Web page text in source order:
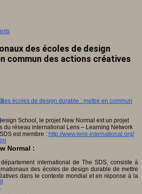
des écoles de design
commun des actions créatives
School, le projet New Normal est un projet
du réseau international Lens – Learning Network
est membre : http://www.lens-international.org/
Normal :
international de The SDS, consiste à
des écoles de design durable de mettre
dans le contexte mondial et en réponse à la